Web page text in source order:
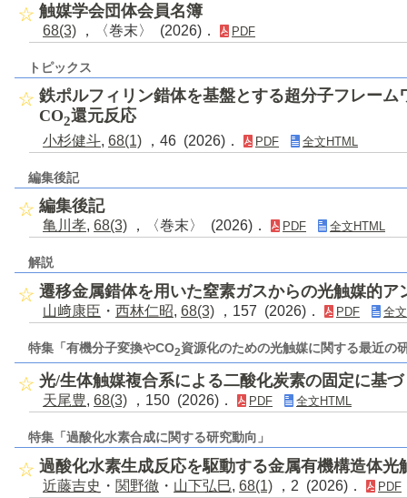
触媒学会団体会員名簿
68(3) ，〈巻末〉 (2026)． PDF
トピックス
鉄ポルフィリン錯体を基盤とする超分子フレーム
CO2還元反応
小杉健斗, 68(1) ，46 (2026)． PDF 全文HTML
編集後記
編集後記
亀川孝, 68(3) ，〈巻末〉 (2026)． PDF 全文HTML
解説
遷移金属錯体を用いた窒素ガスからの光触媒的ア
山﨑康臣 ・ 西林仁昭, 68(3) ，157 (2026)． PDF 全
特集「有機分子変換やCO2資源化のための光触媒に関する最近の
光/生体触媒複合系による二酸化炭素の固定に基
天尾豊, 68(3) ，150 (2026)． PDF 全文HTML
特集「過酸化水素合成に関する研究動向」
過酸化水素生成反応を駆動する金属有機構造体光
近藤吉史 ・ 関野徹 ・ 山下弘巳, 68(1) ，2 (2026)． PDF